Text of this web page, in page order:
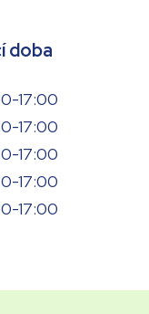
doba
17:00
17:00
17:00
17:00
17:00